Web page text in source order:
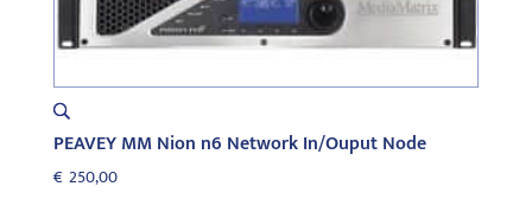
PEAVEY MM Nion n6 Network In/Ouput Node
€ 250,00